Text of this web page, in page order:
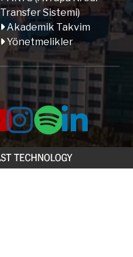
Transfer Sistemi)
Akademik Takvim
Yönetmelikler